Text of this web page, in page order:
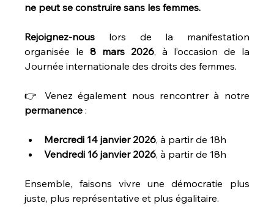
ne peut se construire sans les femmes.
Rejoignez-nous lors de la manifestation
organisée le 8 mars 2026, à l’occasion de la
Journée internationale des droits des femmes.
permanence :
Mercredi 14 janvier 2026, à partir de 18h
Vendredi 16 janvier 2026, à partir de 18h
Ensemble, faisons vivre une démocratie plus
juste, plus représentative et plus égalitaire.